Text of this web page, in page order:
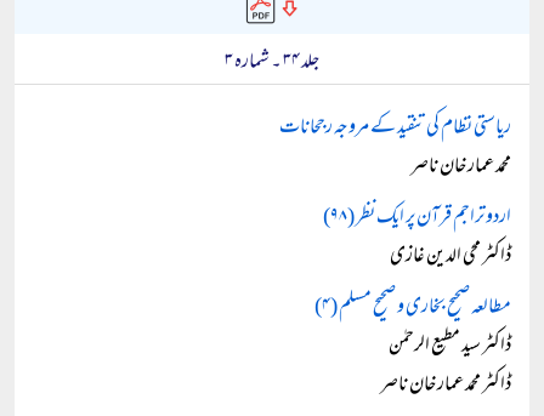
جلد ۳۴ ۔ شمارہ ۳
ریاستی نظام کی تنقید کے مروجہ رجحانات
محمد عمار خان ناصر
اردو تراجم قرآن پر ایک نظر (۹۸)
ڈاکٹر محی الدین غازی
مطالعہ صحیح بخاری و صحیح مسلم (۴)
ڈاکٹر سید مطیع الرحمٰن
ڈاکٹر محمد عمار خان ناصر